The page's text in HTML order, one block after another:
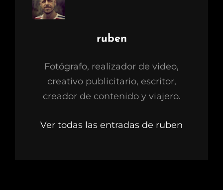
ruben
Fotógrafo, realizador de video,
creativo publicitario, escritor,
creador de contenido y viajero.
Ver todas las entradas de ruben